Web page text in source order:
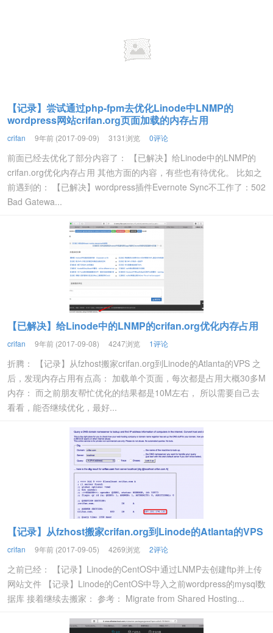
【记录】尝试通过php-fpm去优化Linode中LNMP的
wordpress网站crifan.org页面加载的内存占用
crifan 9年前 (2017-09-09) 3131浏览 0评论
前面已经去优化了部分内容了： 【已解决】给Linode中的LNMP的
crifan.org优化内存占用 其他方面的内容，有些也有待优化。 比如之
前遇到的： 【已解决】wordpress插件Evernote Sync不工作了：502
Bad Gatewa...
【已解决】给Linode中的LNMP的crifan.org优化内存占用
crifan 9年前 (2017-09-08) 4247浏览 1评论
折腾： 【记录】从fzhost搬家crifan.org到Linode的Atlanta的VPS 之
后，发现内存占用有点高： 加载单个页面，每次都是占用大概30多M
内存： 而之前朋友帮忙优化的结果都是10M左右， 所以需要自己去
看看，能否继续优化，最好...
【记录】从fzhost搬家crifan.org到Linode的Atlanta的VPS
crifan 9年前 (2017-09-05) 4269浏览 2评论
之前已经： 【记录】Linode的CentOS中通过LNMP去创建ftp并上传
网站文件 【记录】Linode的CentOS中导入之前wordpress的mysql数
据库 接着继续去搬家： 参考： Migrate from Shared Hosting...